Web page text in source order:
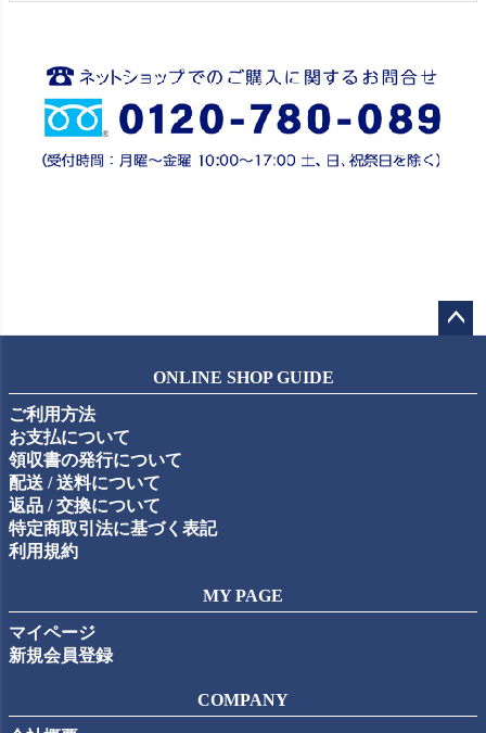
ップ
ONLINE SHOP GUIDE
ご利用方法
お支払について
領収書の発行について
配送 / 送料について
返品 / 交換について
特定商取引法に基づく表記
利用規約
MY PAGE
マイページ
新規会員登録
COMPANY